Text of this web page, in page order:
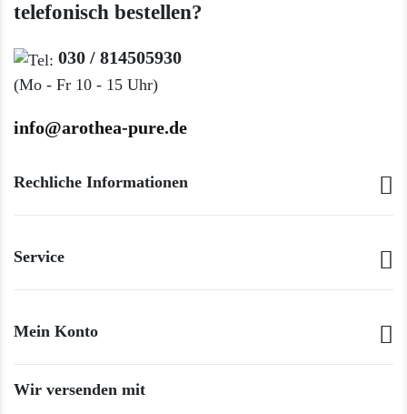
telefonisch bestellen?
030 / 814505930
(Mo - Fr 10 - 15 Uhr)
info@arothea-pure.de
Rechliche Informationen
Service
Mein Konto
Wir versenden mit